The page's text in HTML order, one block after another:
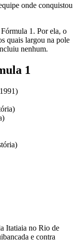
onde conquistou
1. Por ela, o
quais largou na pole
nenhum.
1
Itatiaia no Rio de
e contra